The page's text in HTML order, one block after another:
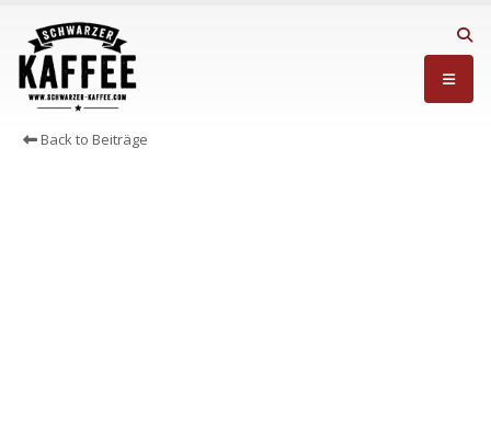
Back to Beiträge